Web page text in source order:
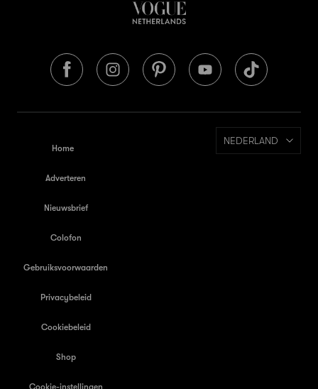
Home
Adverteren
Nieuwsbrief
Colofon
Gebruiksvoorwaarden
Privacybeleid
Cookiebeleid
Shop
NEDERLAND